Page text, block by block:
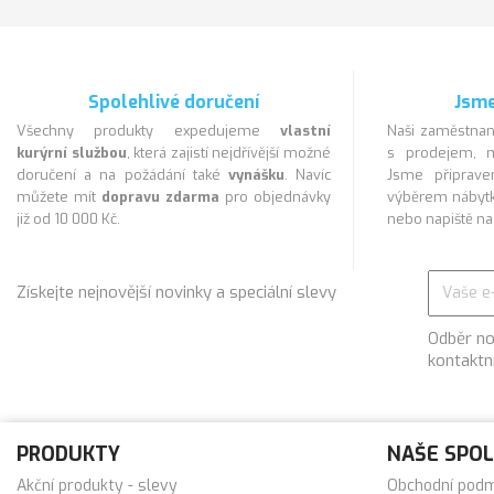
Spolehlivé doručení
Všechny produkty expedujeme vlastní
kurýrní službou, která zajistí nejdřívější možné
doručení a na požádání také vynášku. Navíc
můžete mít dopravu zdarma pro objednávky
již od 10 000 Kč.
Naši
s prodejem,
Jsme
výběrem
nebo napiště na
Získejte nejnovější novinky a speciální slevy
Odběr
PRODUKTY
Akční produkty - slevy
NAŠE
Obchodní